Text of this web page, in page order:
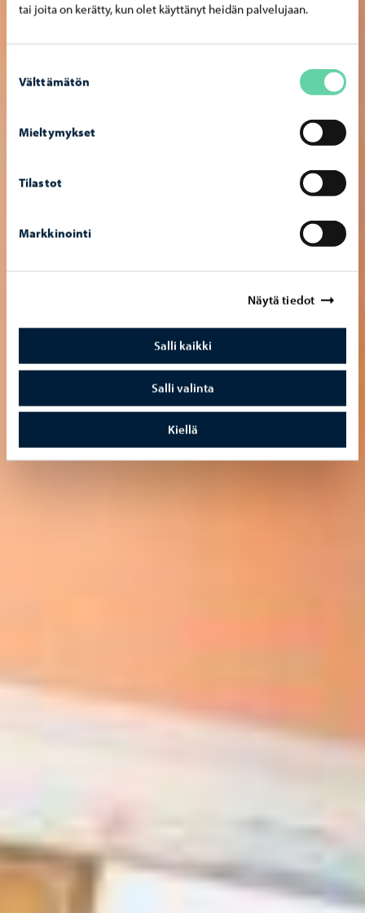
tai joita on kerätty, kun olet käyttänyt heidän palvelujaan.
valinta
Välttämätön
Mieltymykset
Tilastot
Markkinointi
Näytä tiedot
Salli kaikki
Salli valinta
Kiellä